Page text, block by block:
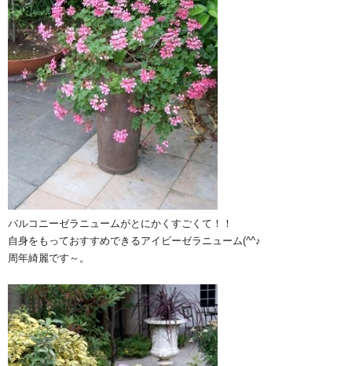
バルコニーゼラニュームがとにかくすごくて！！
自身をもっておすすめできるアイビーゼラニューム(^^♪
周年綺麗です～。